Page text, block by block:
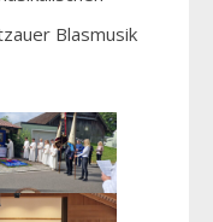
Blasmusik